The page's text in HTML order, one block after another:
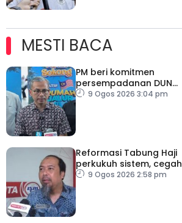
MESTI BACA
PM beri komitmen
persempadanan DUN
Sarawak, minta laporan
9 Ogos 2026 3:04 pm
Reformasi Tabung Haji
perkukuh sistem, cegah
kesilapan berulang
9 Ogos 2026 2:58 pm